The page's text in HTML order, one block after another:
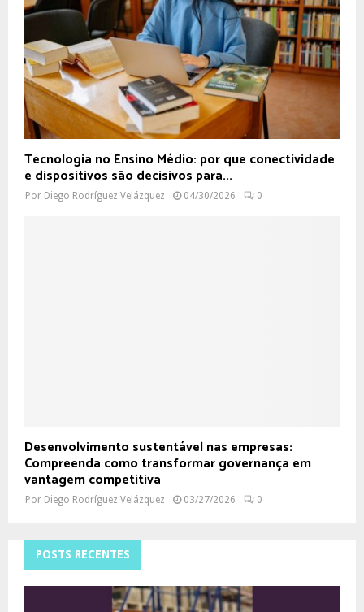
Tecnologia no Ensino Médio: por que conectividade
e dispositivos são decisivos para...
Por Diego Rodríguez Velázquez 04/30/2026 0
Desenvolvimento sustentável nas empresas:
Compreenda como transformar governança em
vantagem competitiva
Por Diego Rodríguez Velázquez 03/27/2026 0
POSTS RECENTES